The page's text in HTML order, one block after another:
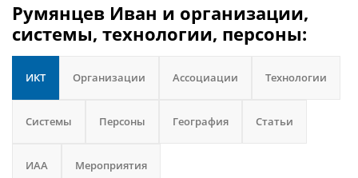
Румянцев Иван и организации,
системы, технологии, персоны:
ИКТ Организации Ассоциации Технологии
Системы Персоны География Статьи
ИАА Мероприятия